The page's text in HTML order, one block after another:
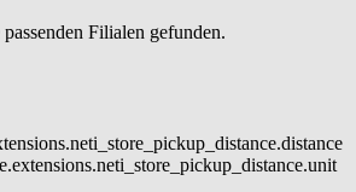
Filialen gefunden.